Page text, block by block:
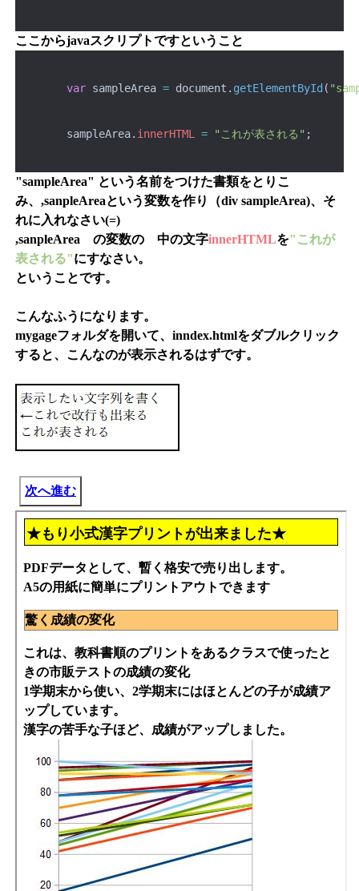
ここからjavaスクリプトですということ
var sampleArea = document. getElementById (
sampleArea. innerHTML = "これが表される" ;
"sampleArea" という名前をつけた書類をとりこ
み、,sanpleAreaという変数を作り（div sampleArea)、そ
れに入れなさい(=)
,sanpleArea の変数の 中の文字innerHTMLを"これが
表される"にすなさい。
ということです。
こんなふうになります。
mygageフォルダを開いて、inndex.htmlをダブルクリック
すると、こんなのが表示されるはずです。
次へ進む